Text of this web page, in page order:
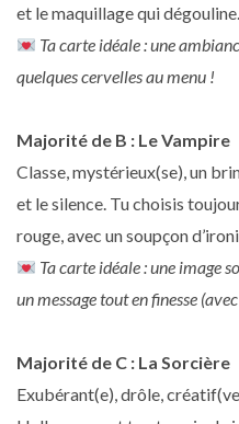
et le maquillage qui dégouline.
Ta carte idéale : une
quelques cervelles au menu !
Majorité de B : Le Vampire
Classe, mystérieux(se), un
et le silence. Tu choisis
rouge, avec un soupçon
Ta carte idéale : une image
un message tout en finesse
Majorité de C : La Sorcière
Exubérant(e), drôle,